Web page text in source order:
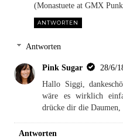
(Monastuete at GMX
ANTWORTEN
Antworten
Pink Sugar
28/6/
Hallo Siggi,
wäre es wirklich
drücke dir die
Antworten